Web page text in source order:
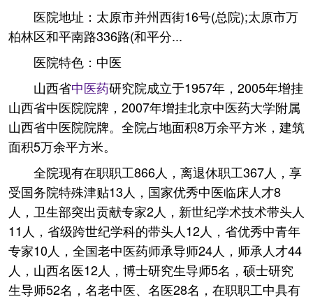
医院地址：太原市并州西街16号(总院);太原市万
柏林区和平南路336路(和平分...
医院特色：中医
山西省中医药研究院成立于1957年，2005年增挂
山西省中医院院牌，2007年增挂北京中医药大学附属
山西省中医院院牌。全院占地面积8万余平方米，建筑
面积5万余平方米。
全院现有在职职工866人，离退休职工367人，享
受国务院特殊津贴13人，国家优秀中医临床人才8
人，卫生部突出贡献专家2人，新世纪学术技术带头人
11人，省级跨世纪学科的带头人12人，省优秀中青年
专家10人，全国老中医药师承导师24人，师承人才44
人，山西名医12人，博士研究生导师5名，硕士研究
生导师52名，名老中医、名医28名，在职职工中具有